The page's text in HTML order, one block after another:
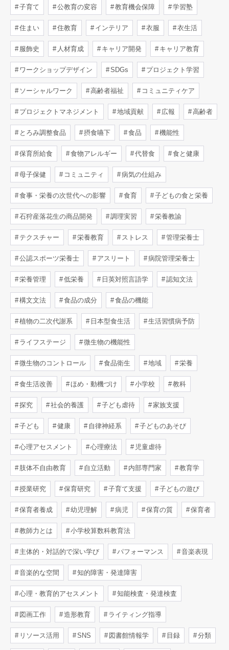
子育て 公教育の変容 教育機会保障 学習塾
住まい 住教育 インテリア 衣服 衣生活
服飾史 人材育成 キャリア開発 キャリア教育
ワークショップデザイン SDGs プロジェクト学習
ソーシャルワーク 高齢者福祉 コミュニティケア
プロジェクトマネジメント 地域貢献 広報 高齢者
とろみ調整食品 摂食嚥下 食品 機能性
保育所給食 食物アレルギー 代替食 食と健康
母子保健 コミュニティ 病気の仕組み
食事・栄養の次世代への影響 食育 子どもの食と栄養
石狩産落花生の商品開発 調理実習 栄養教諭
テクスチャー 栄養教育 ストレス 管理栄養士
公認スポーツ栄養士 アスリート 病院管理栄養士
栄養管理 低栄養 日英対照言語学 認知文法
構文文法 食品の成分 食品の機能
植物の二次代謝系 日本型食生活 生活習慣病予防
ライフステージ 微生物の機能性
微生物のコントロール 食品衛生 地域 栄養
食生活改善 ほめ・動機づけ 小学校 教科
探究 社会的養護 子ども虐待 家族支援
子ども 健康 自律神経系 子どものあそび
心理アセスメント 心理療法 児童虐待
肢体不自由教育 自立活動 内部専門家 教育学
授業研究 保育研究 子育て支援 子どもの遊び
保育者養成 幼児理解 病児 保育の質 保育者
教師力とは 小学校算数科教育法
主体的・対話的で深い学び パフォーマンス 音楽表現
音楽的な空間 知的障害・発達障害
心理・教育的アセスメント 知能検査・発達検査
図画工作 造形教育 ライティング指導
リソース活用 SNS 図書館情報学 目録 分類